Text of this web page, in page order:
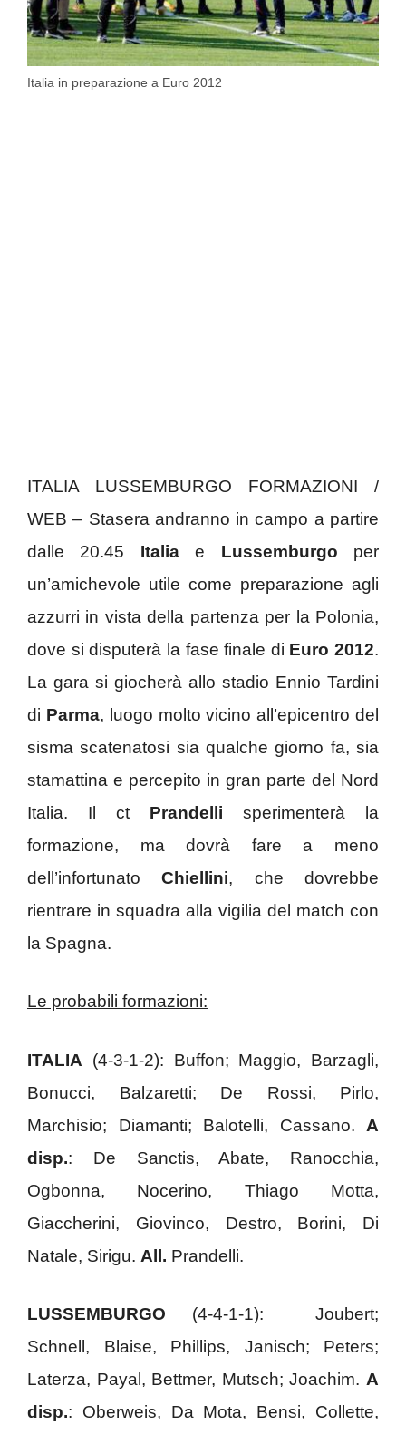
Italia in preparazione a Euro 2012
ITALIA LUSSEMBURGO FORMAZIONI /
WEB – Stasera andranno in campo a partire
dalle 20.45 Italiae Lussemburgo per
un’amichevole utile come preparazione agli
azzurri in vista della partenza per la Polonia,
dove si disputerà la fase finale di Euro 2012.
La gara si giocherà allo stadio Ennio Tardini
di Parma, luogo molto vicino all’epicentro del
sisma scatenatosi sia qualche giorno fa, sia
stamattina e percepito in gran parte del Nord
Italia. Il ct Prandelli sperimenterà la
formazione, ma dovrà fare a meno
dell’infortunatoChiellini, che dovrebbe
rientrare in squadra alla vigilia del match con
la Spagna.
Le probabili formazioni:
ITALIA (4-3-1-2): Buffon; Maggio, Barzagli,
Bonucci, Balzaretti; De Rossi, Pirlo,
Marchisio; Diamanti; Balotelli, Cassano. A
disp.: De Sanctis, Abate, Ranocchia,
Ogbonna, Nocerino, Thiago Motta,
Giaccherini, Giovinco, Destro, Borini, Di
Natale, Sirigu. All. Prandelli.
LUSSEMBURGO (4-4-1-1): Joubert;
Schnell, Blaise, Phillips, Janisch; Peters;
Laterza, Payal, Bettmer, Mutsch; Joachim. A
disp.: Oberweis, Da Mota, Bensi, Collette,